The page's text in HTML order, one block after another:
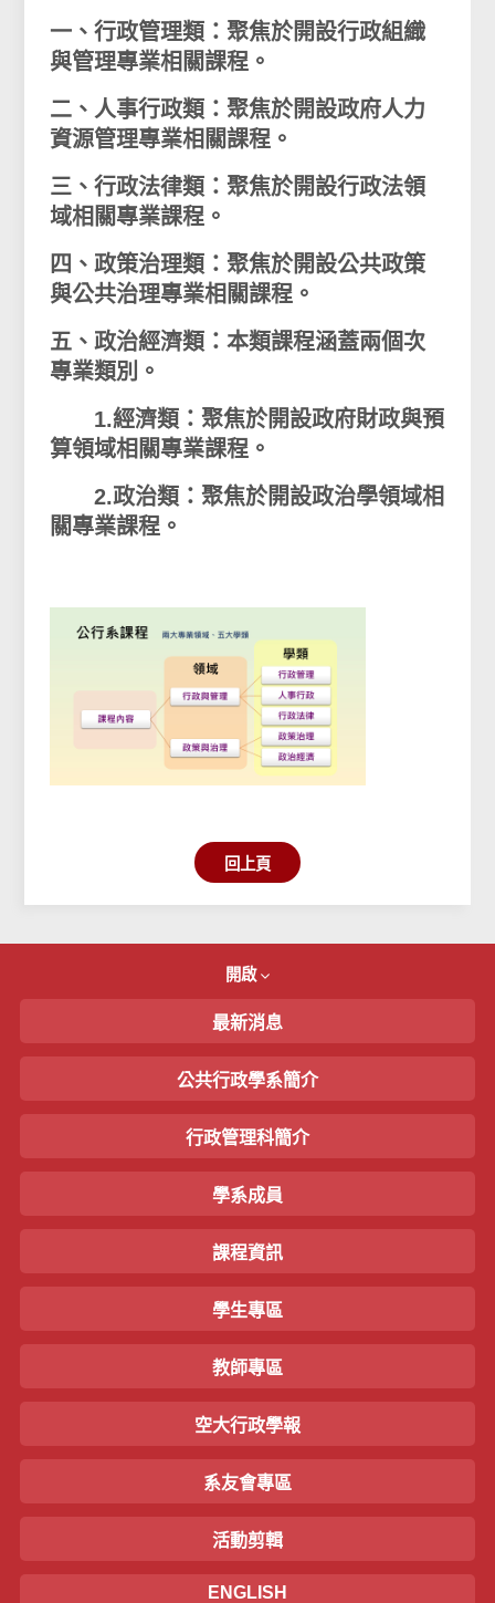
一、行政管理類：聚焦於開設行政組織
與管理專業相關課程。
二、人事行政類：聚焦於開設政府人力
資源管理專業相關課程。
三、行政法律類：聚焦於開設行政法領
域相關專業課程。
四、政策治理類：聚焦於開設公共政策
與公共治理專業相關課程。
五、政治經濟類：本類課程涵蓋兩個次
專業類別。
1.經濟類：聚焦於開設政府財政與預
算領域相關專業課程。
2.政治類：聚焦於開設政治學領域相
關專業課程。
回上頁
開啟
最新消息
公共行政學系簡介
行政管理科簡介
學系成員
課程資訊
學生專區
教師專區
空大行政學報
系友會專區
活動剪輯
ENGLISH